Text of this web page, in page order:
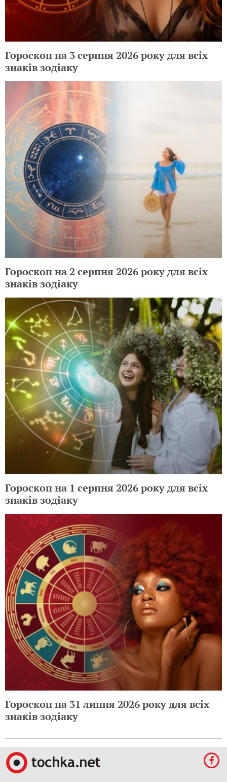
Гороскоп на 3 серпня 2026 року для всіх
знаків зодіаку
Гороскоп на 2 серпня 2026 року для всіх
знаків зодіаку
Гороскоп на 1 серпня 2026 року для всіх
знаків зодіаку
Гороскоп на 31 липня 2026 року для всіх
знаків зодіаку